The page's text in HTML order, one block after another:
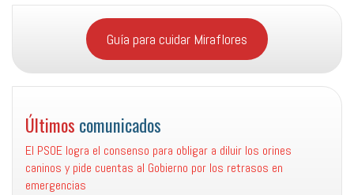
Guía para cuidar Miraflores
Últimos comunicados
El PSOE logra el consenso para obligar a diluir los orines
caninos y pide cuentas al Gobierno por los retrasos en
emergencias